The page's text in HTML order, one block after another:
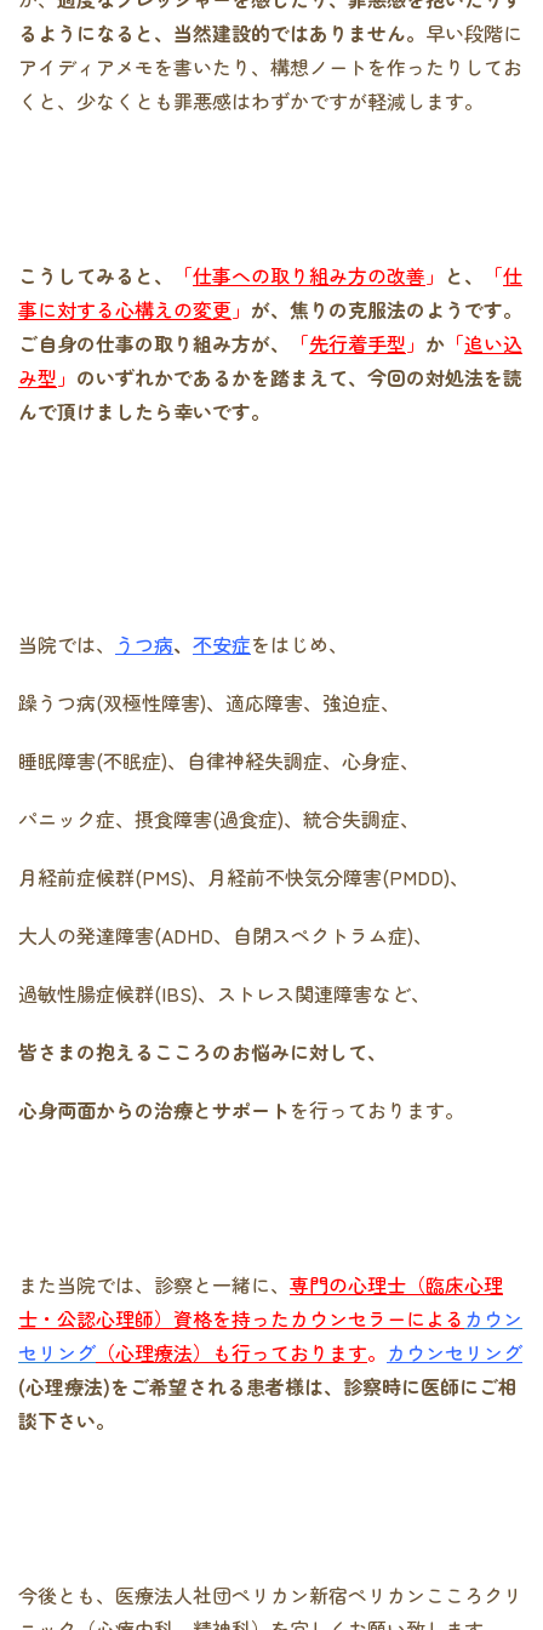
るようになると、当然建設的ではありません。 早い段階に
アイディアメモを書いたり、構想ノートを作ったりしてお
くと、少なくとも罪悪感はわずかですが軽減します。
こうしてみると、 「仕事への取り組み方の改善 」 と、 「仕
事に対する心構えの変更 」 が、焦りの克服法のようです。
ご自身の仕事の取り組み方が、
「先行着手型 」 か 「追い込
み型 」 のいずれかであるかを踏まえて、今回の対処法を読
んで頂けましたら幸いです。
当院では、 うつ病、 不安症をはじめ、
躁うつ病(双極性障害)、適応障害、強迫症、
睡眠障害(不眠症)、自律神経失調症、心身症、
パニック症、摂食障害(過食症)、統合失調症、
月経前症候群(PMS)、月経前不快気分障害(PMDD)、
大人の発達障害(ADHD、自閉スペクトラム症)、
過敏性腸症候群(IBS)、ストレス関連障害など、
皆さまの抱えるこころのお悩みに対して、
心身両面からの治療とサポートを行っております。
また当院では、診察と一緒に、 専門の心理士（臨床心理
士・公認心理師）資格を持ったカウンセラーによる カウン
セリング （心理療法）も行っております。 カウンセリング
(心理療法)をご希望される患者様は、診察時に医師にご相
談下さい。
今後とも、医療法人社団ペリカン新宿ペリカンこころクリ